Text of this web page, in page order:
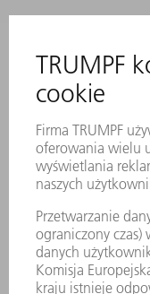
SERWIS ONLINE
KONTAKT
LOKALIZACJE
WYDARZENIA I
SUBSKRYPCJA
MYTRUMPF
KARTY
PRODUKTY
MASZYNY &
LASER
ENERGOELEKTRONIKA
ELEKTRONARZĘDZIA